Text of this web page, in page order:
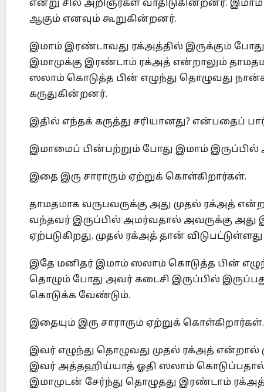
என்று சில அறிஞர்கள் வாதிடுகின்றனர்.
ஆகும் எனவும் கூறுகின்றனர்.
இமாம் இரண்டாவது ரக்அத்தில் இருக்கும்
இமாமுக்கு இரண்டாம் ரக்அத் என்றாலும்
ஸலாம் கொடுத்த பின் எழுந்து தொழுவது
கருதுகின்றனர்.
இதில் எந்தக் கருத்து சரியானது? என்பதைப்
இமாமைப் பின்பற்றும் போது இமாம்
இதை இரு சாராரும் ஏற்றுக் கொள்கிறார்கள்.
தாமதமாக வருபவருக்கு அது முதல் ரக்அத்
வந்தவர் இருப்பில் அமர்வதால் அவருக்கு அது
ஏற்படுகிறது. முதல் ரக்அத் தான்
இதே மனிதர் இமாம் ஸலாம் கொடுத்த பின்
தொழும் போது அவர் கடைசி இருப்பில்
கொடுக்க வேண்டும்.
இதையும் இரு சாராரும் ஏற்றுக் கொள்கிறார்கள்.
இவர் எழுந்து தொழுவது முதல் ரக்அத்
இவர் அத்தஹிய்யாத் ஓதி ஸலாம் கொடுப்பதால்
இமாமுடன் சேர்ந்து தொழுதது இரண்டாம்